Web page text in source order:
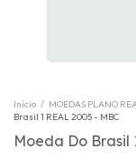
Início / MOEDAS PLANO
Brasil 1 REAL 2005 - MBC
Moeda Do Brasil